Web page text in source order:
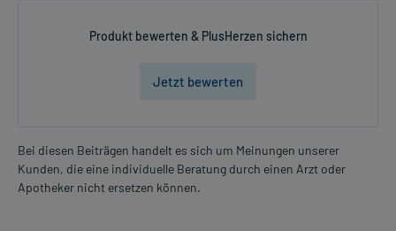
Produkt bewerten & PlusHerzen sichern
Jetzt bewerten
Bei diesen Beiträgen handelt es sich um Meinungen unserer
Kunden, die eine individuelle Beratung durch einen Arzt oder
Apotheker nicht ersetzen können.